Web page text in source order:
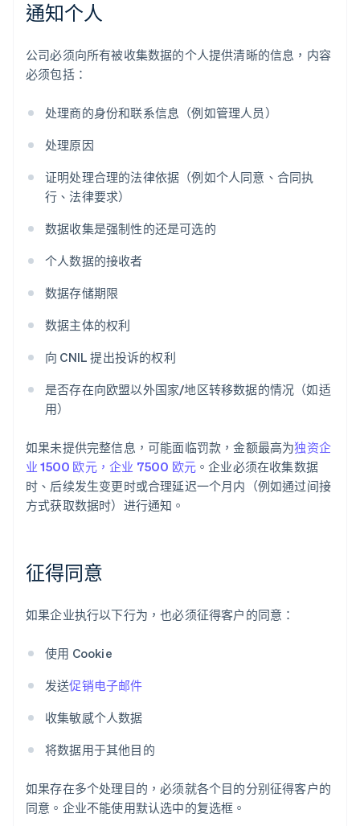
通知个人
公司必须向所有被收集数据的个人提供清晰的信息，内容
必须包括：
处理商的身份和联系信息（例如管理人员）
处理原因
证明处理合理的法律依据（例如个人同意、合同执
行、法律要求）
数据收集是强制性的还是可选的
个人数据的接收者
数据存储期限
数据主体的权利
向 CNIL 提出投诉的权利
是否存在向欧盟以外国家/地区转移数据的情况（如适
用）
如果未提供完整信息，可能面临罚款，金额最高为独资企
业 1500 欧元，企业 7500 欧元 。企业必须在收集数据
时、后续发生变更时或合理延迟一个月内（例如通过间接
方式获取数据时）进行通知。
征得同意
如果企业执行以下行为，也必须征得客户的同意：
使用 Cookie
发送促销电子邮件
收集敏感个人数据
将数据用于其他目的
如果存在多个处理目的，必须就各个目的分别征得客户的
同意。企业不能使用默认选中的复选框。